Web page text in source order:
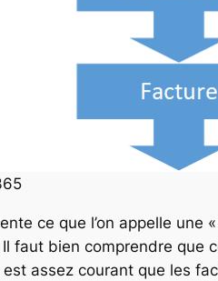
ce que l’on appelle
Il faut bien comprendre
assez courant que les